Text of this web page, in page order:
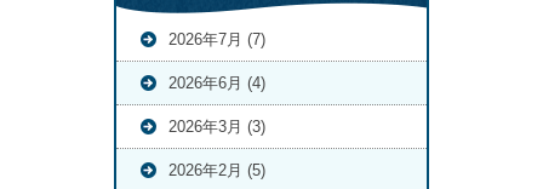
2026年7月 (7)
2026年6月 (4)
2026年3月 (3)
2026年2月 (5)